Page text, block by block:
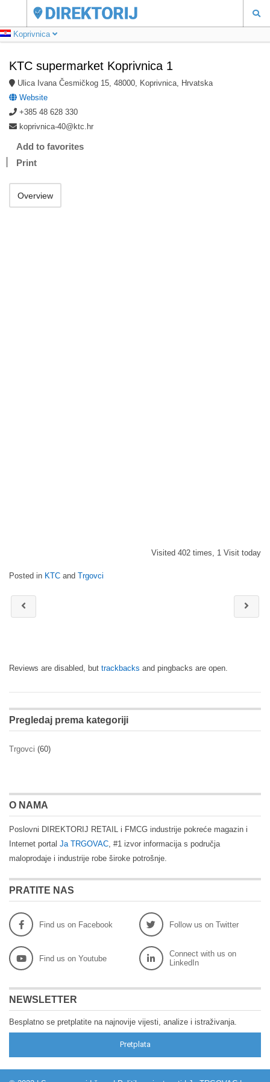
Koprivnica
KTC supermarket Koprivnica 1
Ulica Ivana Česmičkog 15, 48000, Koprivnica, Hrvatska
Website
+385 48 628 330
koprivnica-40@ktc.hr
Add to favorites
Print
Overview
Visited 402 times, 1 Visit today
Posted in KTC and Trgovci
Reviews are disabled, but trackbacks and pingbacks are open.
Pregledaj prema kategoriji
Trgovci (60)
O NAMA
Poslovni DIREKTORIJ RETAIL i FMCG industrije pokreće magazin i
Internet portal Ja TRGOVAC, #1 izvor informacija s područja
maloprodaje i industrije robe široke potrošnje.
PRATITE NAS
Find us on Facebook Follow us on Twitter
Find us on Youtube
Connect with us on
LinkedIn
NEWSLETTER
Besplatno se pretplatite na najnovije vijesti, analize i istraživanja.
Pretplata